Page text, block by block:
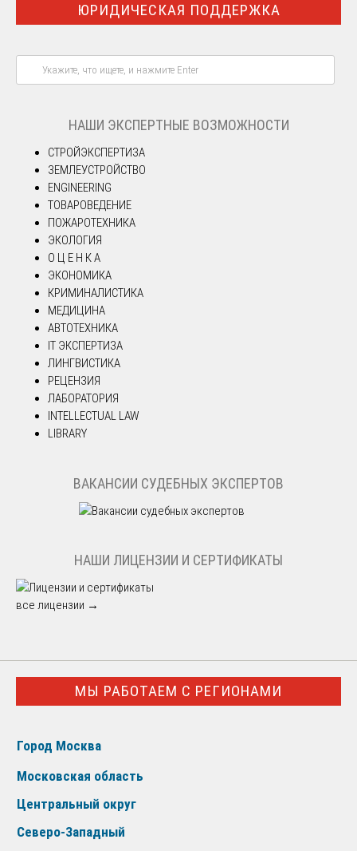
ЮРИДИЧЕСКАЯ ПОДДЕРЖКА
НАШИ ЭКСПЕРТНЫЕ ВОЗМОЖНОСТИ
СТРОЙЭКСПЕРТИЗА
ЗЕМЛЕУСТРОЙСТВО
ENGINEERING
ТОВАРОВЕДЕНИЕ
ПОЖАРОТЕХНИКА
ЭКОЛОГИЯ
О Ц Е Н К А
ЭКОНОМИКА
КРИМИНАЛИСТИКА
МЕДИЦИНА
АВТОТЕХНИКА
IT ЭКСПЕРТИЗА
ЛИНГВИСТИКА
РЕЦЕНЗИЯ
ЛАБОРАТОРИЯ
INTELLECTUAL LAW
LIBRARY
ВАКАНСИИ СУДЕБНЫХ ЭКСПЕРТОВ
НАШИ ЛИЦЕНЗИИ И СЕРТИФИКАТЫ
все лицензии →
МЫ РАБОТАЕМ С РЕГИОНАМИ
Город Москва
Московская область
Центральный округ
Северо-Западный